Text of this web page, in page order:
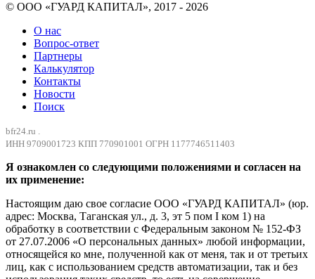
© ООО «ГУАРД КАПИТАЛ», 2017 - 2026
О нас
Вопрос-ответ
Партнеры
Калькулятор
Контакты
Новости
Поиск
bfr24.ru .
ИНН 9709001723 КПП 770901001 ОГРН 1177746511403
Я ознакомлен со следующими положениями и согласен на
их применение:
Настоящим даю свое согласие ООО «ГУАРД КАПИТАЛ» (юр.
адрес: Москва, Таганская ул., д. 3, эт 5 пом I ком 1) на
обработку в соответствии с Федеральным законом № 152-ФЗ
от 27.07.2006 «О персональных данных» любой информации,
относящейся ко мне, полученной как от меня, так и от третьих
лиц, как с использованием средств автоматизации, так и без